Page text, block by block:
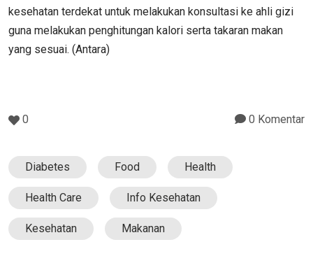
kesehatan terdekat untuk melakukan konsultasi ke ahli gizi
guna melakukan penghitungan kalori serta takaran makan
yang sesuai. (Antara)
0 0 Komentar
Diabetes Food Health
Health Care Info Kesehatan
Kesehatan Makanan